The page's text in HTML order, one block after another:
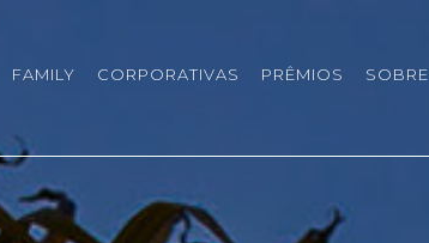
FAMILY CORPORATIVAS PRÊMIOS SOBRE